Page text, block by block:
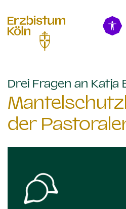
Drei Fragen an Katja
der